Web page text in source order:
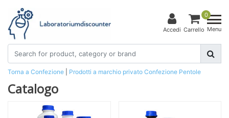
Accedi
0
Carrello Menu
Torna a Confezione Prodotti a marchio privato Confezione Pentole
Catalogo